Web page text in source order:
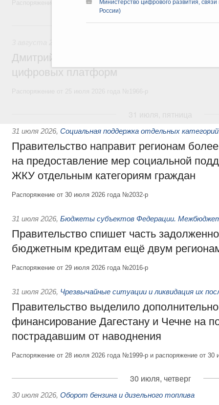
Министерство цифрового развития,
России)
Распоряжение от 3 августа 2026 года №2067-р
3 августа, понедельник
Дмитрий Григоренко возглавил штаб по
цифровых платформ
31 июля 2026, Социальная поддержка отдельных
Правительство направит регионам
на предоставление мер социальной
ЖКУ отдельным категориям граждан
Распоряжение от 30 июля 2026 года №2032-р
31 июля 2026, Бюджеты субъектов Федерации.
Правительство спишет часть
бюджетным кредитам ещё двум
Распоряжение от 29 июля 2026 года №2016-р
31 июля 2026, Чрезвычайные ситуации и ликвидация их
Правительство выделило
финансирование Дагестану и Чечне на
пострадавшим от наводнения
Распоряжение от 28 июля 2026 года №1999-р и распоряжение от
30 июля, четверг
30 июля 2026, Оборот бензина и дизельного топлива